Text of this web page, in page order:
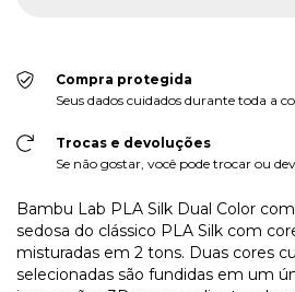
Compra protegida
Seus dados cuidados durante toda a
Trocas e devoluções
Se não gostar, você pode trocar ou
Bambu Lab PLA Silk Dual Color
sedosa do clássico PLA Silk com
misturadas em 2 tons. Duas cores
selecionadas são fundidas em um